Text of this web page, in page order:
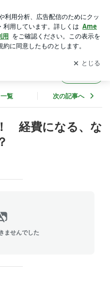
士事務所のブログ
の更新通知
を受け取りまし
開く
一覧 次の記事へ
経費になる、な
ませんでした